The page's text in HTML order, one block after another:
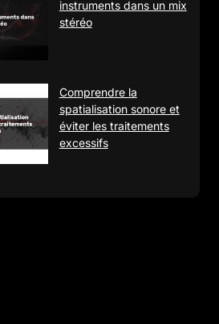
instruments dans un mix
stéréo
Comprendre la
spatialisation sonore et
éviter les traitements
excessifs